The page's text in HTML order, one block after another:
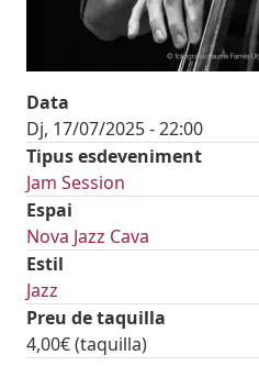
Data
Dj, 17/07/2025 - 22:00
Tipus esdeveniment
Jam Session
Espai
Nova Jazz Cava
Estil
Jazz
Preu de taquilla
4,00€ (taquilla)